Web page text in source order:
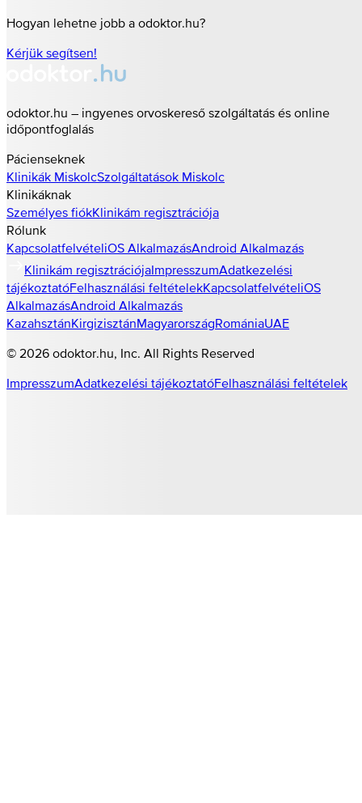
Hogyan lehetne jobb a odoktor.hu?
Kérjük segítsen!
odoktor.hu – ingyenes orvoskereső szolgáltatás és online
időpontfoglalás
Pácienseknek
Klinikák MiskolcSzolgáltatások Miskolc
Klinikáknak
Személyes fiókKlinikám regisztrációja
Rólunk
KapcsolatfelvételiOS AlkalmazásAndroid Alkalmazás
Klinikám regisztrációjaImpresszumAdatkezelési
tájékoztatóFelhasználási feltételekKapcsolatfelvételiOS
AlkalmazásAndroid Alkalmazás
KazahsztánKirgizisztánMagyarországRomániaUAE
© 2026 odoktor.hu, Inc. All Rights Reserved
ImpresszumAdatkezelési tájékoztatóFelhasználási feltételek